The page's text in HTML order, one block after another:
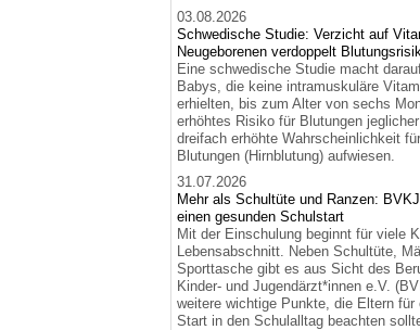
03.08.2026
Schwedische Studie: Verzicht auf
Neugeborenen verdoppelt
Eine schwedische Studie macht
Babys, die keine intramuskuläre
erhielten, bis zum Alter von sechs
erhöhtes Risiko für Blutungen
dreifach erhöhte Wahrscheinlichkeit
Blutungen (Hirnblutung) aufwiesen.
31.07.2026
Mehr als Schultüte und Ranzen:
einen gesunden Schulstart
Mit der Einschulung beginnt für viele
Lebensabschnitt. Neben Schultüte,
Sporttasche gibt es aus Sicht des
Kinder- und Jugendärzt*innen e.V.
weitere wichtige Punkte, die Eltern für
Start in den Schulalltag beachten